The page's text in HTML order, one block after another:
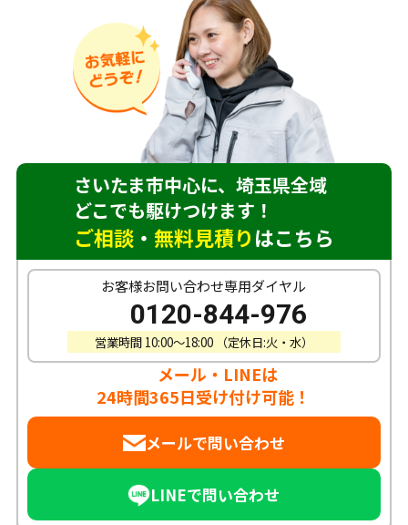
さいたま市中心に、埼玉県全域
どこでも駆けつけます！
ご相談 ・ 無料見積りはこちら
お客様お問い合わせ専用ダイヤル
0120-844-976
営業時間 10:00〜18:00 （定休日:火・水）
メール・LINEは
24時間365日受け付け可能！
メールで問い合わせ
LINEで問い合わせ